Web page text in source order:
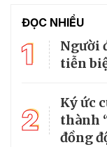
ĐỌC NHIỀU
1
Người
tiễn
2
Ký ức
thành
đồng